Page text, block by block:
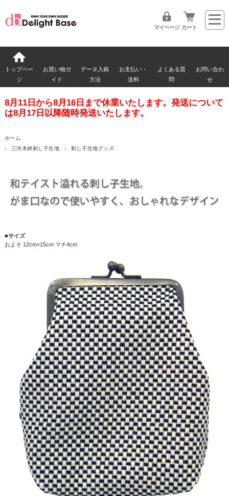
マイページ カート
トップペー
ジ
お買い物ガ
イド
データ入稿
方法
お支払い・
送料
よくある質
問
お問い合わ
せ
8月11日から8月16日まで休業いたします。発送について
は8月17日以降随時発送いたします。
ホーム
三河木綿刺し子生地
刺し子生地グッズ
■サイズ
およそ 12cm×15cm マチ4cm